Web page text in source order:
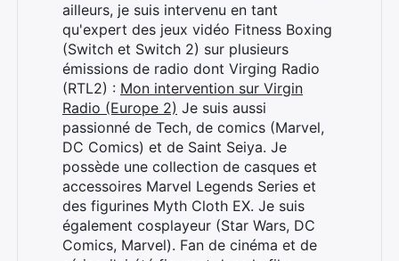
ailleurs, je suis intervenu en tant
qu'expert des jeux vidéo Fitness Boxing
(Switch et Switch 2) sur plusieurs
émissions de radio dont Virging Radio
(RTL2) : Mon intervention sur Virgin
Radio (Europe 2) Je suis aussi
passionné de Tech, de comics (Marvel,
DC Comics) et de Saint Seiya. Je
possède une collection de casques et
accessoires Marvel Legends Series et
des figurines Myth Cloth EX. Je suis
également cosplayeur (Star Wars, DC
Comics, Marvel). Fan de cinéma et de